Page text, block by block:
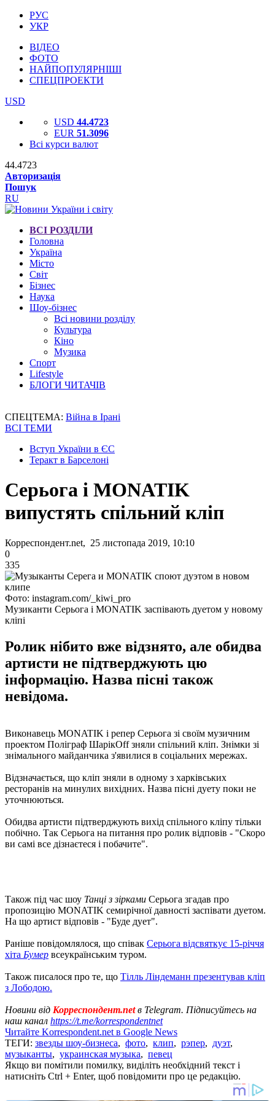
РУС
УКР
ВІДЕО
ФОТО
НАЙПОПУЛЯРНІШІ
СПЕЦПРОЕКТИ
USD
USD 44.4723
EUR 51.3096
Всі курси валют
44.4723
Авторизація
Пошук
RU
ВСІ РОЗДІЛИ
Головна
Україна
Місто
Світ
Бізнес
Наука
Шоу-бізнес
Всі новини розділу
Культура
Кіно
Музика
Спорт
Lifestyle
БЛОГИ ЧИТАЧІВ
СПЕЦТЕМА: Війна в Ірані
ВСІ ТЕМИ
Вступ України в ЄС
Теракт в Барселоні
Серьога і MONATIK
випустять спільний кліп
Корреспондент.net, 25 листопада 2019, 10:10
0
335
Фото: instagram.com/_kiwi_pro
Музиканти Серьога і MONATIK заспівають дуетом у новому
кліпі
Ролик нібито вже відзнято, але обидва
артисти не підтверджують цю
інформацію. Назва пісні також
невідома.
Виконавець MONATIK і репер Серьога зі своїм музичним
проектом Поліграф ШарікOff зняли спільний кліп. Знімки зі
знімального майданчика з'явилися в соціальних мережах.
Відзначається, що кліп зняли в одному з харківських
ресторанів на минулих вихідних. Назва пісні дуету поки не
уточнюються.
Обидва артисти підтверджують вихід спільного кліпу тільки
побічно. Так Серьога на питання про ролик відповів - "Скоро
ви самі все дізнаєтеся і побачите".
Також під час шоу Танці з зірками Серьога згадав про
пропозицію MONATIK семирічної давності заспівати дуетом.
На що артист відповів - "Буде дует".
Раніше повідомлялося, що співак Серьога відсвяткує 15-річчя
хіта Бумер всеукраїнським туром.
Також писалося про те, що Тілль Ліндеманн презентував кліп
з Лободою.
Новини від Корреспондент.netв Telegram. Підписуйтесь на
наш канал https://t.me/korrespondentnet
Читайте Korrespondent.net в Google News
ТЕГИ: звезды шоу-бизнеса, фото, клип, рэпер, дуэт,
музыканты, украинская музыка, певец
Якщо ви помітили помилку, виділіть необхідний текст і
натисніть Ctrl + Enter, щоб повідомити про це редакцію.